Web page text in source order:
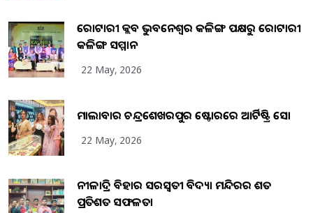
ରୋଟାରୀ କ୍ଲବ ଭୁବନେଶ୍ୱର କଳିଙ୍ଗ ପକ୍ଷରୁ ରୋଟାରୀ
କଳିଙ୍ଗ ସମ୍ମାନ
22 May, 2026
ମାଲାବାର ଚନ୍ଦ୍ରଶେଖରପୁର ଷ୍ଟୋରରେ ଆର୍ଟିଷ୍ଟ୍ରି ସୋ
22 May, 2026
ନୀଳାଦ୍ରି ବିହାର ସରସ୍ୱତୀ ବିଦ୍ୟା ମନ୍ଦିରର ଶତ
ପ୍ରତିଶତ ସଫଳତା